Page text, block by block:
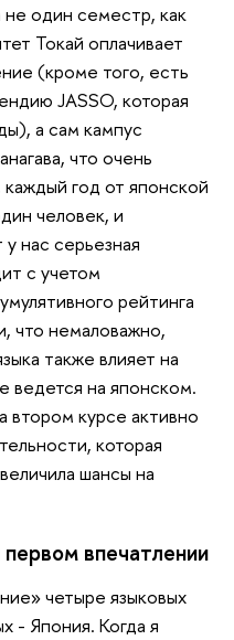
один семестр, как
Токай оплачивает
(кроме того, есть
JASSO, которая
а сам кампус
что очень
год от японской
человек, и
нас серьезная
с учетом
рейтинга
что немаловажно,
также влияет на
ведется на японском.
втором курсе активно
которая
шансы на
впечатлении
четыре языковых
- Япония. Когда я